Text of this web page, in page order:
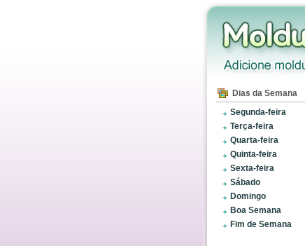
Dias da Semana
Segunda-feira
Terça-feira
Quarta-feira
Quinta-feira
Sexta-feira
Sábado
Domingo
Boa Semana
Fim de Semana